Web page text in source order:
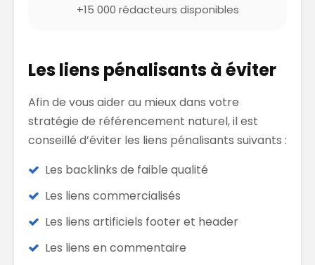
+15 000 rédacteurs disponibles
Les liens pénalisants à éviter
Afin de vous aider au mieux dans votre
stratégie de référencement naturel, il est
conseillé d’éviter les liens pénalisants suivants :
Les backlinks de faible qualité
Les liens commercialisés
Les liens artificiels footer et header
Les liens en commentaire